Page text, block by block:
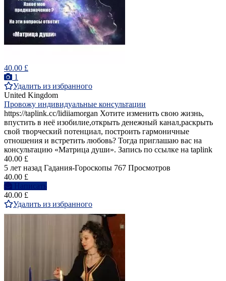
40.00 £
1
Удалить из избранного
United Kingdom
Провожу индивидуальные консультации
https://taplink.cc/lidiiamorgan Хотите изменить свою жизнь,
впустить в неё изобилие,открыть денежный канал,раскрыть
свой творческий потенциал, построить гармоничные
отношения и встретить любовь? Тогда приглашаю вас на
консультацию «Матрица души». Запись по ссылке на taplink
40.00 £
5 лет назад Гадания-Гороскопы 767 Просмотров
40.00 £
Написать
40.00 £
Удалить из избранного